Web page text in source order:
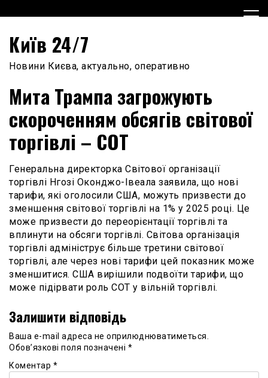
to
Київ 24/7
Новини Києва, актуально, оперативно
Мита Трампа загрожують
скороченням обсягів світової
торгівлі – СОТ
Генеральна директорка Світової організації
торгівлі Нгозі Оконджо-Івеала заявила, що нові
тарифи, які оголосили США, можуть призвести до
зменшення світової торгівлі на 1% у 2025 році. Це
може призвести до переорієнтації торгівлі та
вплинути на обсяги торгівлі. Світова організація
торгівлі адмініструє більше третини світової
торгівлі, але через нові тарифи цей показник може
зменшитися. США вирішили подвоїти тарифи, що
може підірвати роль СОТ у вільній торгівлі.
Залишити відповідь
Ваша e-mail адреса не оприлюднюватиметься.
Обов’язкові поля позначені *
Коментар *